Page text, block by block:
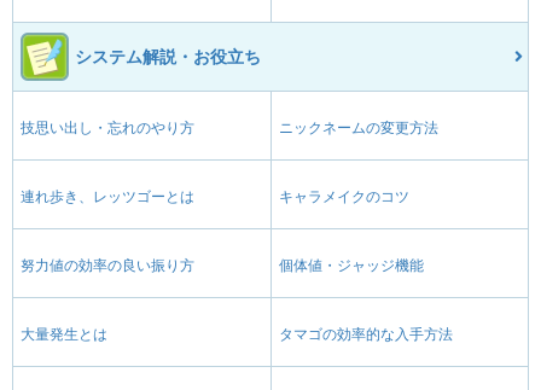
システム解説・お役立ち
技思い出し・忘れのやり方 ニックネームの変更方法
連れ歩き、レッツゴーとは キャラメイクのコツ
努力値の効率の良い振り方 個体値・ジャッジ機能
大量発生とは タマゴの効率的な入手方法